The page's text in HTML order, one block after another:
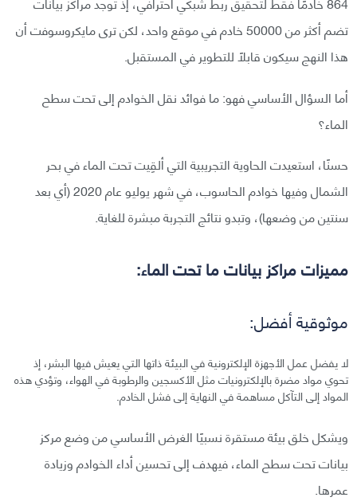
تضم أكثر من 50000 خادم في موقع واحد، لكن ترى مايكروسوفت أن
هذا النهج سيكون قابلًا للتطوير في المستقبل.
أما السؤال الأساسي فهو: ما فوائد نقل الخوادم إلى تحت سطح
الماء؟
حسنًا، استعيدت الحاوية التجريبية التي ألقِيت تحت الماء في بحر
الشمال وفيها خوادم الحاسوب، في شهر يوليو عام 2020 (أي بعد
سنتين من وضعها)، وتبدو نتائج التجربة مبشرة للغاية.
مميزات مراكز بيانات ما تحت الماء:
موثوقية أفضل:
لا يفضل عمل الأجهزة الإلكترونية في البيئة ذاتها التي يعيش فيها البشر، إذ
تحوي مواد مضرة بالإلكترونيات مثل الأكسجين والرطوبة في الهواء، وتؤدي هذه
المواد إلى التآكل مساهمة في النهاية إلى فشل الخادم.
ويشكل خلق بيئة مستقرة نسبيًا الغرض الأساسي من وضع مركز
بيانات تحت سطح الماء، فيهدف إلى تحسين أداء الخوادم وزيادة
عمرها.